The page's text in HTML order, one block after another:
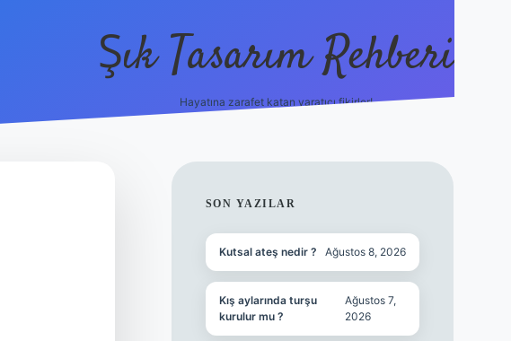
Şık Tasarım Rehberi
Hayatına zarafet katan yaratıcı fikirler!
SIDEBAR
SON YAZILAR
Kutsal ateş nedir ? Ağustos 8, 2026
Kış aylarında turşu
kurulur mu ?
Ağustos 7,
2026
vdcasino